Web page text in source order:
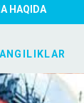
HAQIDA